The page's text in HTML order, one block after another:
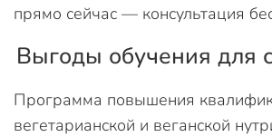
прямо сейчас — консультация
Выгоды обучения для
Программа повышения
вегетарианской и веганской